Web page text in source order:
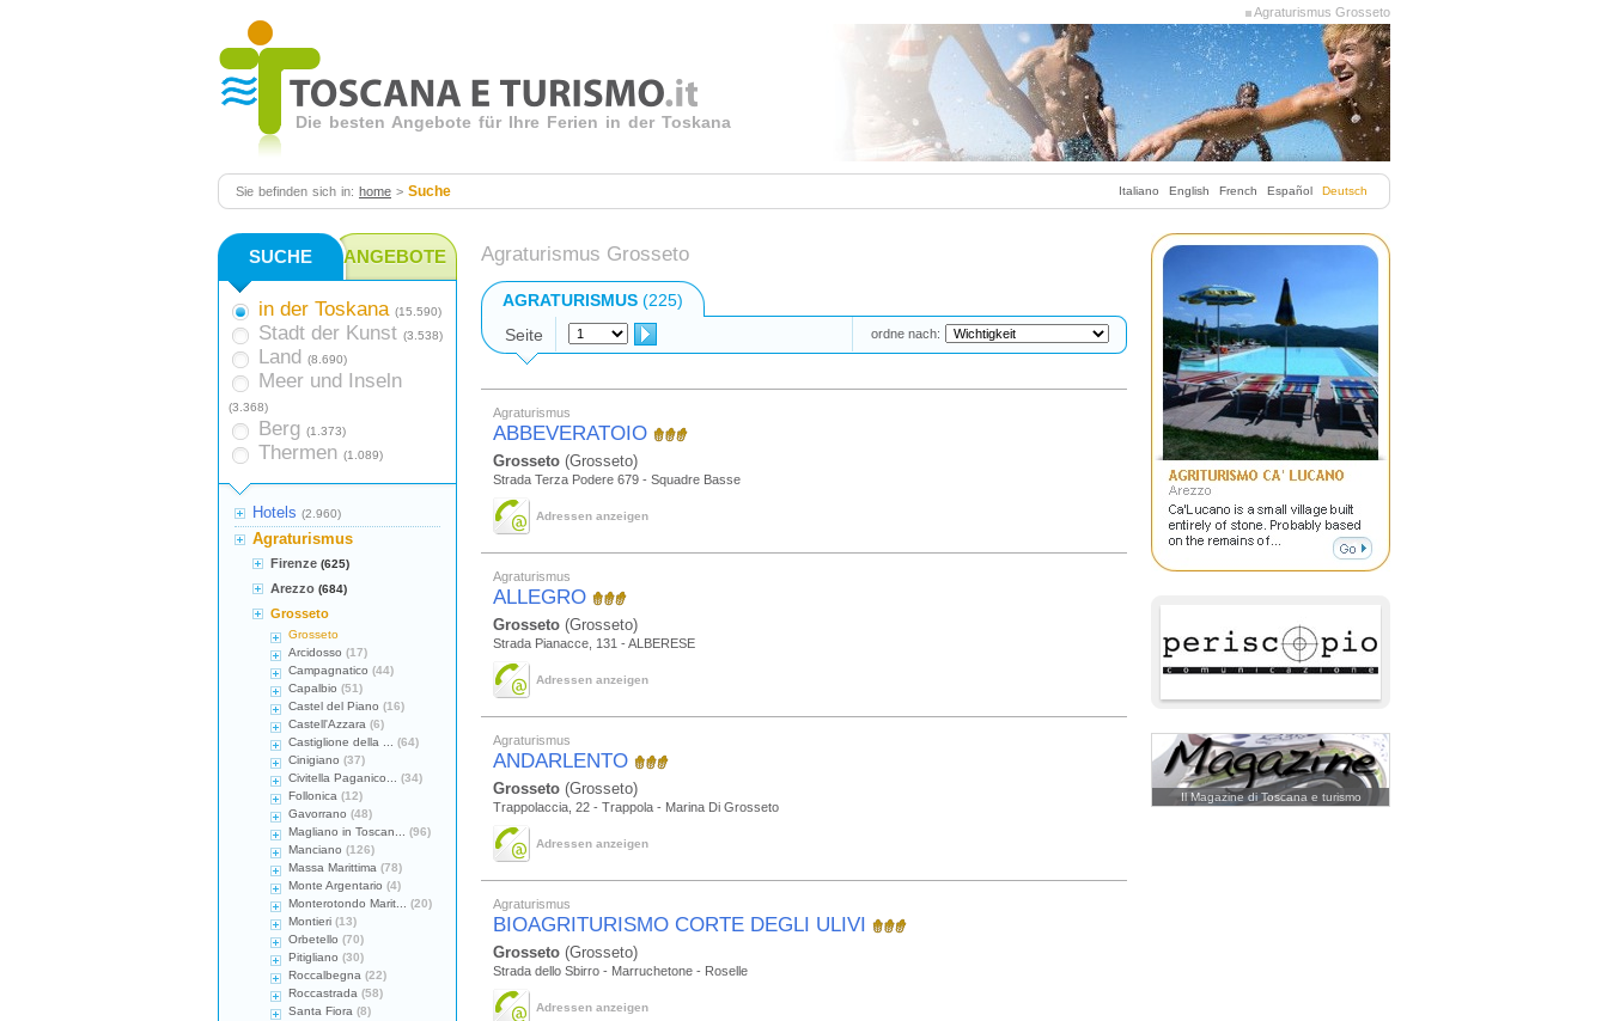
Agraturismus Grosseto
Die besten Angebote für Ihre Ferien in der Toskana
Italiano English French Español Deutsch
Sie befinden sich in: home > Suche
Agraturismus Grosseto
AGRATURISMUS (225)
Seite
ordne nach:
Agraturismus
ABBEVERATOIO
Grosseto (Grosseto)
Strada Terza Podere 679 - Squadre Basse
Adressen anzeigen
Agraturismus
ALLEGRO
Grosseto (Grosseto)
Strada Pianacce, 131 - ALBERESE
Adressen anzeigen
Agraturismus
ANDARLENTO
Grosseto (Grosseto)
Trappolaccia, 22 - Trappola - Marina Di Grosseto
Adressen anzeigen
Agraturismus
BIOAGRITURISMO CORTE DEGLI ULIVI
Grosseto (Grosseto)
Strada dello Sbirro - Marruchetone - Roselle
Adressen anzeigen
SUCHE ANGEBOTE
in der Toskana (15.590)
Stadt der Kunst (3.538)
Land (8.690)
Meer und Inseln
(3.368)
Berg (1.373)
Thermen (1.089)
Hotels (2.960)
Agraturismus
Firenze (625)
Arezzo (684)
Grosseto
Grosseto
Arcidosso (17)
Campagnatico (44)
Capalbio (51)
Castel del Piano (16)
Castell'Azzara (6)
Castiglione della ...
(64)
Cinigiano (37)
Civitella Paganico...
(34)
Follonica (12)
Gavorrano (48)
Magliano in Toscan...
(96)
Manciano (126)
Massa Marittima (78)
Monte Argentario (4)
Monterotondo Marit...
(20)
Montieri (13)
Orbetello (70)
Pitigliano (30)
Roccalbegna (22)
Roccastrada (58)
Santa Fiora (8)
Il Magazine di Toscana e turismo